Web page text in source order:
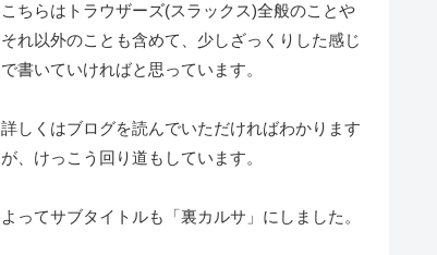
こちらはトラウザーズ(スラックス)全般のことや
それ以外のことも含めて、少しざっくりした感じ
で書いていければと思っています。
詳しくはブログを読んでいただければわかります
が、けっこう回り道もしています。
よってサブタイトルも「裏カルサ」にしました。